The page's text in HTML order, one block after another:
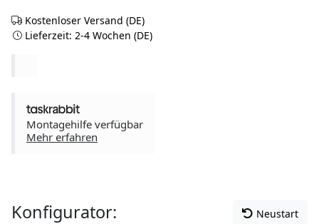
Kostenloser Versand (DE)
Lieferzeit: 2-4 Wochen (DE)
Montagehilfe verfügbar
Mehr erfahren
Konfigurator: Neustart